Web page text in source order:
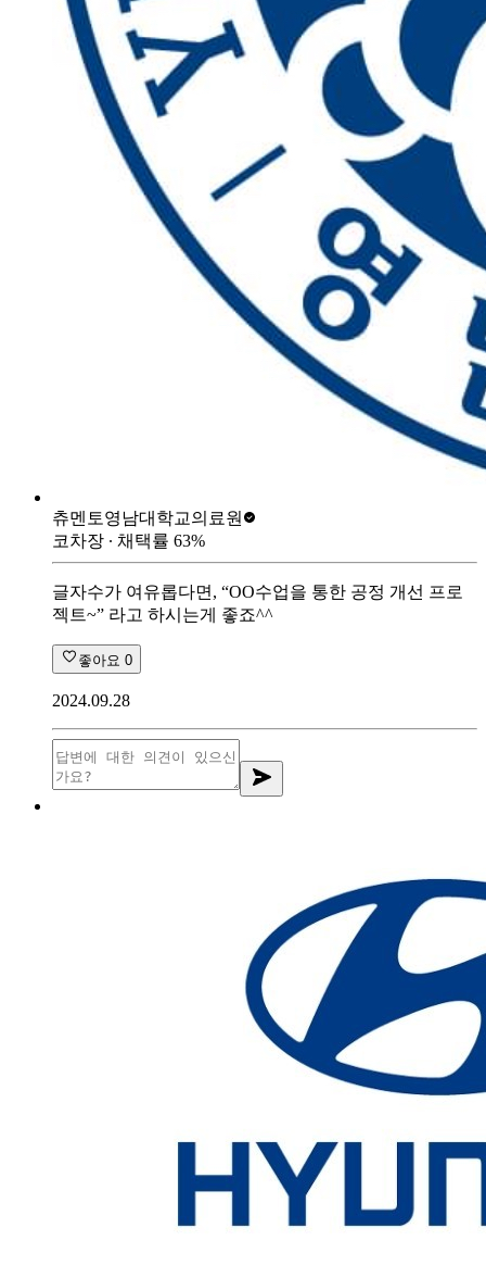
츄멘토영남대학교의료원
코차장 ∙ 채택률 63%
글자수가 여유롭다면, “OO수업을 통한 공정 개선 프로
젝트~” 라고 하시는게 좋죠^^
좋아요 0
2024.09.28